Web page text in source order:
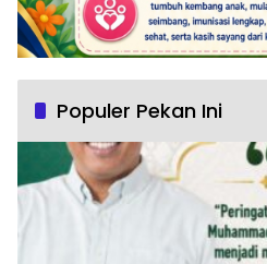
Populer Pekan Ini